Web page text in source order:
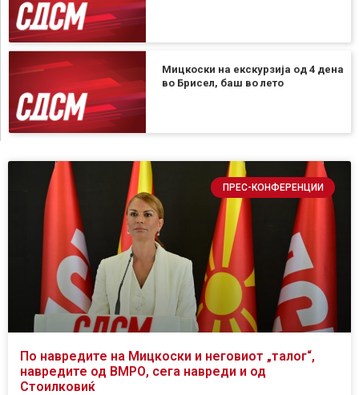
Мицкоски на екскурзија од 4 дена
во Брисел, баш во лето
ПРЕС-КОНФЕРЕНЦИИ
По навредите на Мицкоски и неговиот „талог“,
навредите од ВМРО, сега навреди и од
Стоилковиќ